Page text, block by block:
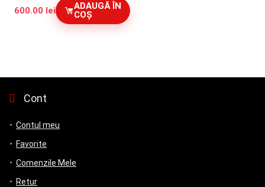
600.00 lei
ADAUGĂ ÎN
COȘ
Cont
Contul meu
Favorite
Comenzile Mele
Retur